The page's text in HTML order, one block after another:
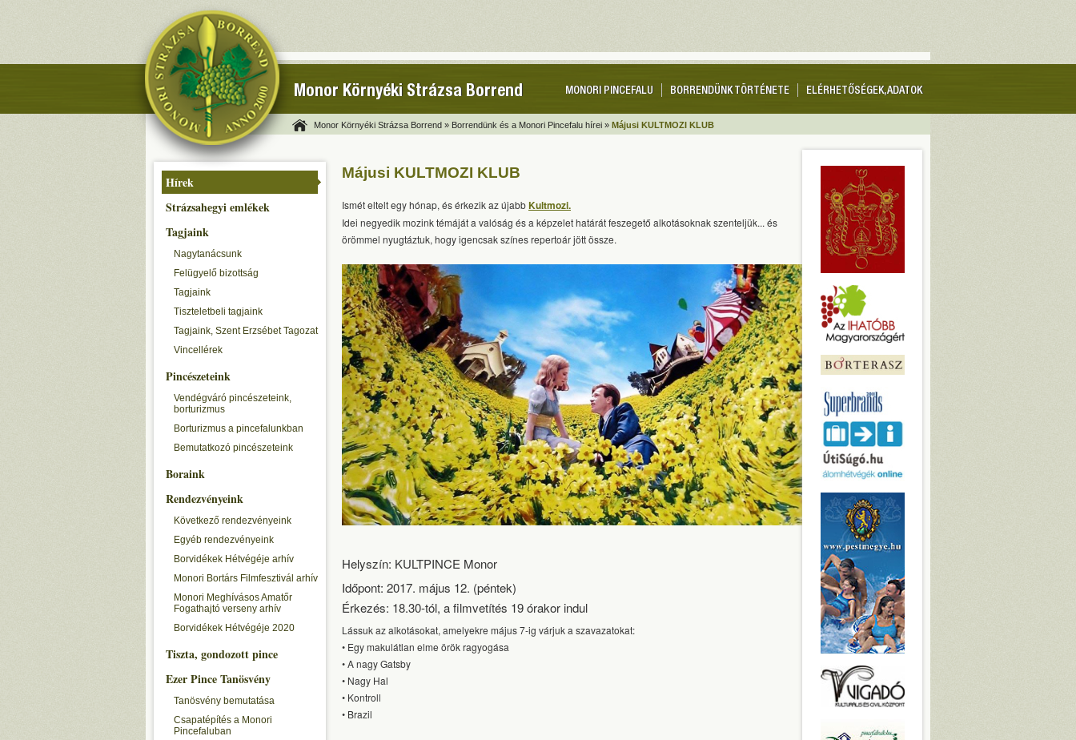
Monor Környéki Strázsa Borrend ELÉRHETŐSÉGEK, ADATOK
BORRENDÜNK TÖRTÉNETE
MONORI PINCEFALU
Monor Környéki Strázsa Borrend » Borrendünk és a Monori Pincefalu hírei » Májusi KULTMOZI KLUB
Hírek
Strázsahegyi emlékek
Tagjaink
Nagytanácsunk
Felügyelő bizottság
Tagjaink
Tiszteletbeli tagjaink
Tagjaink, Szent Erzsébet Tagozat
Vincellérek
Pincészeteink
Vendégváró pincészeteink,
borturizmus
Borturizmus a pincefalunkban
Bemutatkozó pincészeteink
Boraink
Rendezvényeink
Következő rendezvényeink
Egyéb rendezvényeink
Borvidékek Hétvégéje arhív
Monori Bortárs Filmfesztivál arhív
Monori Meghívásos Amatőr
Fogathajtó verseny arhív
Borvidékek Hétvégéje 2020
Tiszta, gondozott pince
Ezer Pince Tanösvény
Tanösvény bemutatása
Csapatépítés a Monori
Pincefaluban
Májusi KULTMOZI KLUB
Ismét eltelt egy hónap, és érkezik az újabbKultmozi.
Idei negyedik mozink témáját a valóság és a képzelet határát feszegető alkotásoknak szenteljük... és
örömmel nyugtáztuk, hogy igencsak színes repertoár jött össze.
Helyszín: KULTPINCE Monor
Időpont: 2017. május 12. (péntek)
Érkezés: 18.30-tól, a filmvetítés 19 órakor indul
Lássuk az alkotásokat, amelyekre május 7-ig várjuk a szavazatokat:
• Egy makulátlan elme örök ragyogása
• A nagy Gatsby
• Nagy Hal
• Kontroll
• Brazil